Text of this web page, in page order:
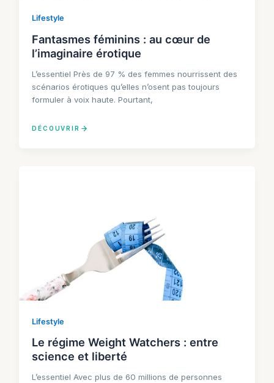
Lifestyle
Fantasmes féminins : au cœur de
l’imaginaire érotique
L’essentiel Près de 97 % des femmes nourrissent des
scénarios érotiques qu’elles n’osent pas toujours
formuler à voix haute. Pourtant,
DÉCOUVRIR
Lifestyle
Le régime Weight Watchers : entre
science et liberté
L’essentiel Avec plus de 60 millions de personnes